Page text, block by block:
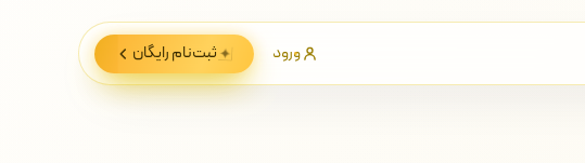
ورود ثبت‌نامرایگان